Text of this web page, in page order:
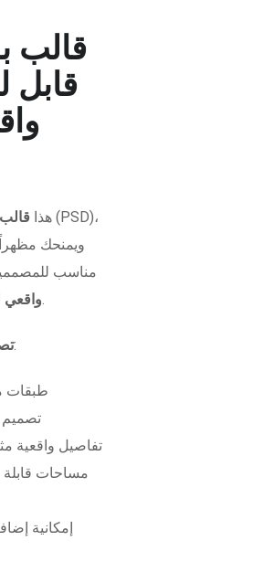
قالب
هذا
ويمنحك مظهراً
مناسب
واقعي.
يتضمن الملف:
طبقات
تصميم
تفاصيل واقعية
مساحات قابلة
إمكانية